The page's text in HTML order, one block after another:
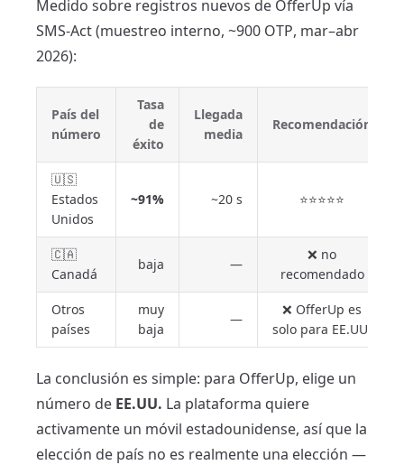
Medido sobre registros nuevos de OfferUp vía
SMS-Act (muestreo interno, ~900 OTP, mar–abr
2026):
País del
número
Tasa
de
éxito
Llegada
media
Recomendación
🇺🇸
Estados
Unidos
~91% ~20 s ⭐⭐⭐⭐⭐
🇨🇦
Canadá
baja —
❌ no
recomendado
Otros
países
muy
baja
—
❌ OfferUp es
solo para EE.UU.
La conclusión es simple: para OfferUp, elige un
número de EE.UU. La plataforma quiere
activamente un móvil estadounidense, así que la
elección de país no es realmente una elección —